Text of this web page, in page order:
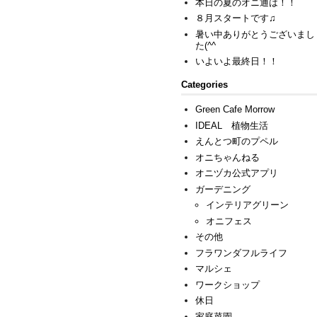
本日の夏のオニ通は！！
８月スタートです♫
暑い中ありがとうございまし
た(^^ゞ
いよいよ最終日！！
Categories
Green Cafe Morrow
IDEAL 植物生活
えんとつ町のプペル
オニちゃんねる
オニヅカ公式アプリ
ガーデニング
インテリアグリーン
オニフェス
その他
フラワンダフルライフ
マルシェ
ワークショップ
休日